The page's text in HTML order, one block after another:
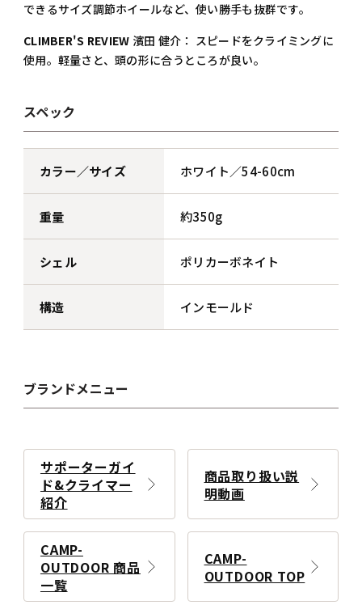
できるサイズ調節ホイールなど、使い勝手も抜群です。
CLIMBER'S REVIEW 濱田 健介： スピードをクライミングに
使用。軽量さと、頭の形に合うところが良い。
スペック
カラー／サイズ ホワイト／54-60cm
重量 約350g
シェル ポリカーボネイト
構造 インモールド
ブランドメニュー
サポーターガイ
ド&クライマー
紹介
商品取り扱い説
明動画
CAMP-
OUTDOOR 商品
一覧
CAMP-
OUTDOOR TOP